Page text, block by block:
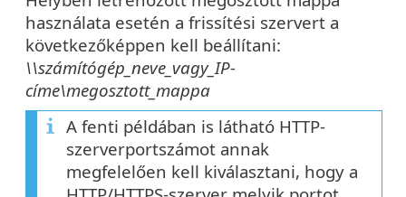
használata esetén a frissítési szervert a
következőképpen kell beállítani:
\\számítógép_neve_vagy_IP-
címe\megosztott_mappa
A fenti példában is látható HTTP-
szerverportszámot annak
megfelelően kell kiválasztani, hogy a